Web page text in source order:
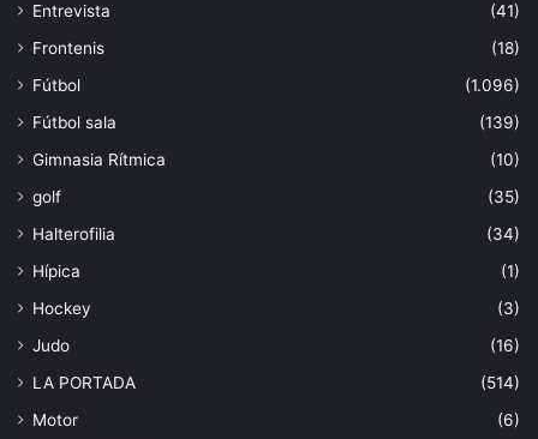
Entrevista
(41)
Frontenis
(18)
Fútbol
(1.096)
Fútbol sala
(139)
Gimnasia Rítmica
(10)
golf
(35)
Halterofilia
(34)
Hípica
(1)
Hockey
(3)
Judo
(16)
LA PORTADA
(514)
Motor
(6)